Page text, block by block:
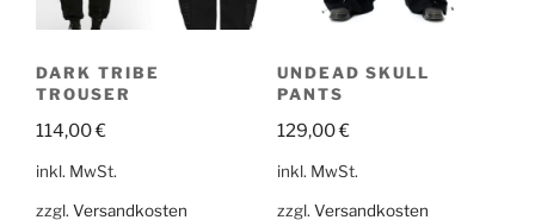
DARK TRIBE
TROUSER
114,00€
inkl. MwSt.
zzgl. Versandkosten
UNDEAD SKULL
PANTS
129,00€
inkl. MwSt.
zzgl. Versandkosten